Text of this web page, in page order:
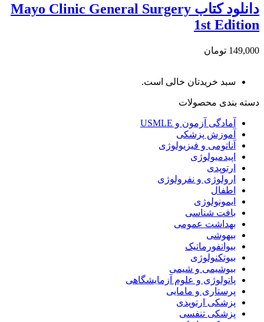
دانلود كتاب Mayo Clinic General Surgery
1st Edition
149,000 تومان
سبد خریدتان خالی است.
دسته بندی محصولات
آمادگی آزمون و USMLE
آموزش پزشکی
آناتومی و فیزیولوژی
اپیدمیولوژی
ارتوپدی
ارولوژی و نفرولوژی
اطفال
ایمونولوژی
بافت شناسی
بهداشت عمومی
بیهوشی
بیوانفورماتیک
بیوتکنولوژی
بیوشیمی و شیمی
پاتولوژی و علوم آزمایشگاهی
پرستاری و مامایی
پزشکی ارتوپدی
پزشکی تنفسی